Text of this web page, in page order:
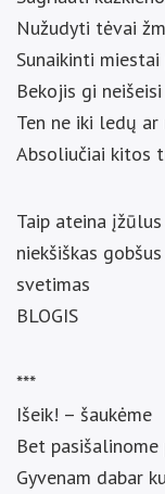
Nužudyti tėvai
Sunaikinti
Bekojis gi
Ten ne iki ledų
Absoliučiai kitos
Taip ateina
niekšiškas gobšus
svetimas
BLOGIS
***
Išeik! – šaukėme
Bet pasišalinome
Gyvenam dabar